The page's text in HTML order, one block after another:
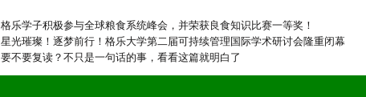
格乐学子积极参与全球粮食系统峰会，并荣获良食知识比赛一等奖！
星光璀璨！逐梦前行！格乐大学第二届可持续管理国际学术研讨会隆重闭幕
要不要复读？不只是一句话的事，看看这篇就明白了